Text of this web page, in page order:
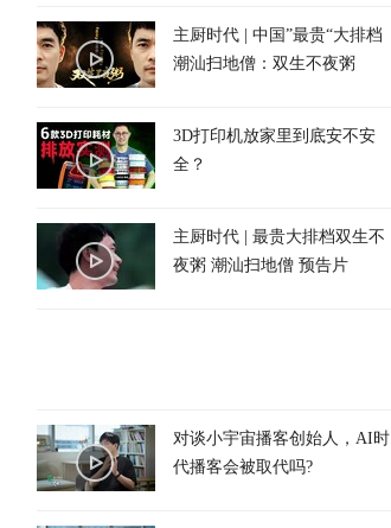
主厨时代 | 中国”最贵“大排档
潮汕扫地僧：双生不夜粥
3D打印机放家里到底安不安
全？
主厨时代 | 最贵大排档双生不
夜粥 潮汕扫地僧 预告片
对谈小宇宙播客创始人，AI时
代播客会被取代吗?